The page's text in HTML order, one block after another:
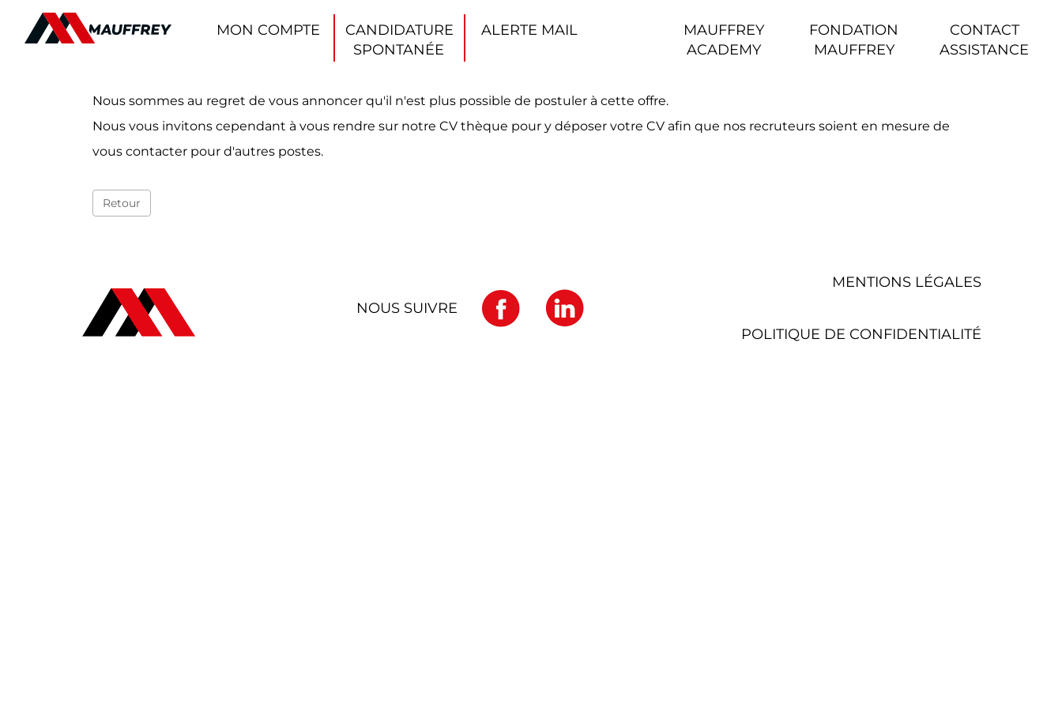
MON COMPTE
CANDIDATURE
SPONTANÉE
ALERTE MAIL
MAUFFREY
ACADEMY
FONDATION
MAUFFREY
CONTACT
ASSISTANCE
Nous sommes au regret de vous annoncer qu'il n'est plus possible de postuler à cette offre.
Nous vous invitons cependant à vous rendre sur notre CV thèque pour y déposer votre CV afin que nos recruteurs soient en mesure de
vous contacter pour d'autres postes.
Retour
NOUS SUIVRE
MENTIONS LÉGALES
POLITIQUE DE CONFIDENTIALITÉ